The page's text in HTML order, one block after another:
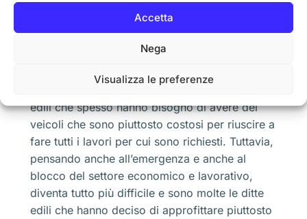
Accetta
Nega
Visualizza le preferenze
sono poi pericolosi.Ad ogni modo, ilNoleggio
Piattaforme Aeree Limbiate
sono in grado di avere poi delle riduzioni dei
costi per quanto riguarda poi gli utenti finali.
Oggi poi c’è da dire che sono molte le ditte
edili che spesso hanno bisogno di avere dei
veicoli che sono piuttosto costosi per riuscire a
fare tutti i lavori per cui sono richiesti. Tuttavia,
pensando anche all’emergenza e anche al
blocco del settore economico e lavorativo,
diventa tutto più difficile e sono molte le ditte
edili che hanno deciso di approfittare piuttosto